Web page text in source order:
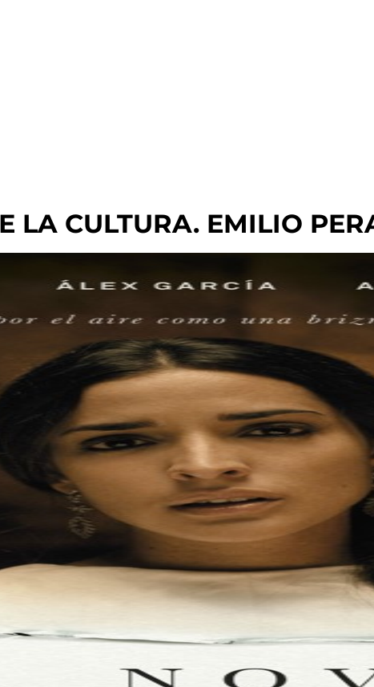
LA CULTURA. EMILIO